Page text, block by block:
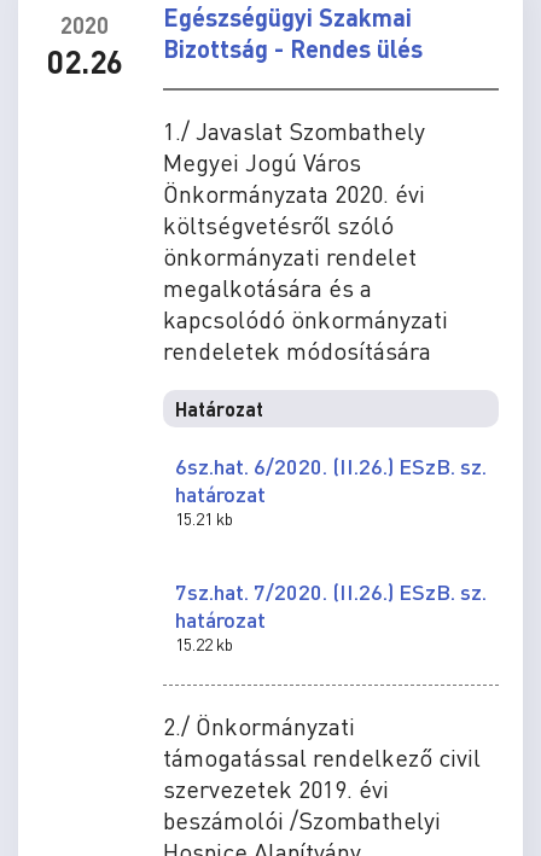
2020
02.26
Egészségügyi Szakmai
Bizottság - Rendes ülés
1./ Javaslat Szombathely
Megyei Jogú Város
Önkormányzata 2020. évi
költségvetésről szóló
önkormányzati rendelet
megalkotására és a
kapcsolódó önkormányzati
rendeletek módosítására
Határozat
6sz.hat. 6/2020. (II.26.) ESzB. sz.
határozat
15.21 kb
7sz.hat. 7/2020. (II.26.) ESzB. sz.
határozat
15.22 kb
2./ Önkormányzati
támogatással rendelkező civil
szervezetek 2019. évi
beszámolói /Szombathelyi